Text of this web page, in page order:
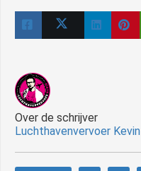
Over de schrijver
Luchthavenvervoer Kevin